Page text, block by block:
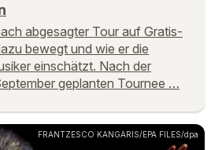
abgesagter Tour auf Gratis-
bewegt und wie er die
einschätzt. Nach der
geplanten Tournee …
FRANTZESCO KANGARIS/EPA FILES/dpa